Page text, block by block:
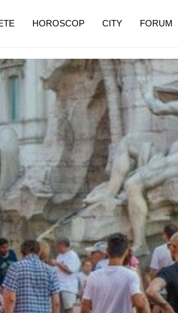
HOROSCOP CITY FORUM
de dureroasă este investigația